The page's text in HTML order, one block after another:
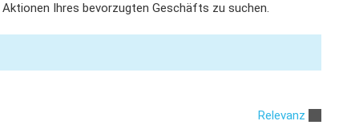
Ihres bevorzugten Geschäfts zu suchen.
Relevanz